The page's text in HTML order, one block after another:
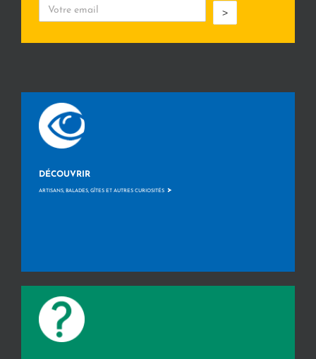
>
DÉCOUVRIR
ARTISANS, BALADES, GÎTES ET AUTRES CURIOSITÉS >